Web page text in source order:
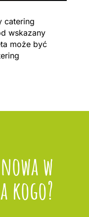
catering
wskazany
może być
w
kogo?